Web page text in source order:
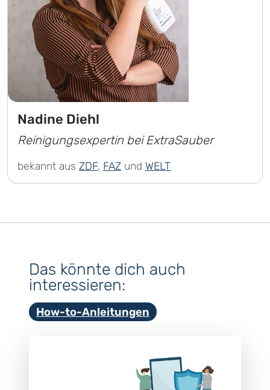
Nadine Diehl
Reinigungsexpertin bei ExtraSauber
bekannt aus ZDF, FAZ und WELT
Das könnte dich auch
interessieren:
How-to-Anleitungen